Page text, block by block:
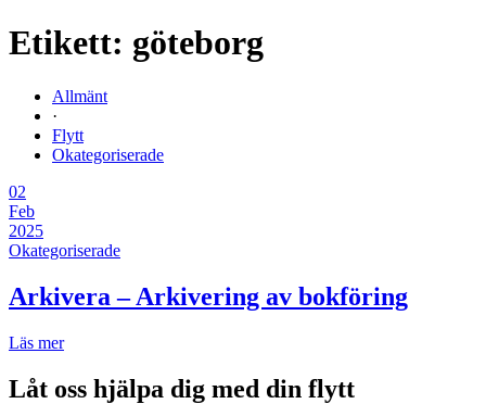
Etikett: göteborg
Allmänt
·
Flytt
Okategoriserade
02
Feb
2025
Okategoriserade
Arkivera – Arkivering av bokföring
Läs mer
Låt oss hjälpa dig med din flytt